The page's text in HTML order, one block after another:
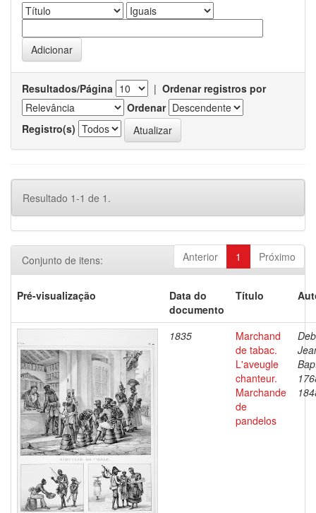
Resultados/Página | Ordenar registros por
Ordenar
Registro(s)
Resultado 1-1 de 1.
Anterior 1 Próximo
Conjunto de itens:
Pré-visualização
Data do
documento
Título
1835
Marchand
de tabac.
L'aveugle
chanteur.
Marchande
de
pandelos